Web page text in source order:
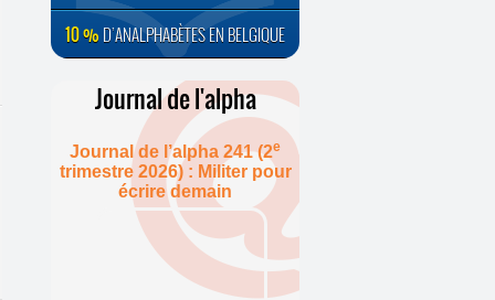
10 % D’ANALPHABÈTES EN BELGIQUE
Journal de l'alpha
Journal de l’alpha 241 (2e
trimestre 2026) : Militer pour
écrire demain